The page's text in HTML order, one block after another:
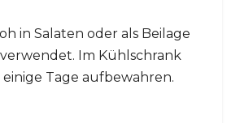
in Salaten oder als Beilage
Im Kühlschrank
einige Tage aufbewahren.